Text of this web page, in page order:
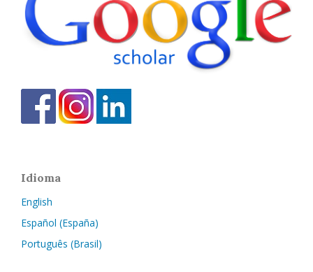
Idioma
English
Español (España)
Português (Brasil)